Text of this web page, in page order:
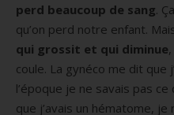
perd beaucoup de sang.
qu’on perd notre enfant.
qui grossit et qui diminue
coule. La gynéco me dit que
l’époque je ne savais pas
que j’avais un hématome, je